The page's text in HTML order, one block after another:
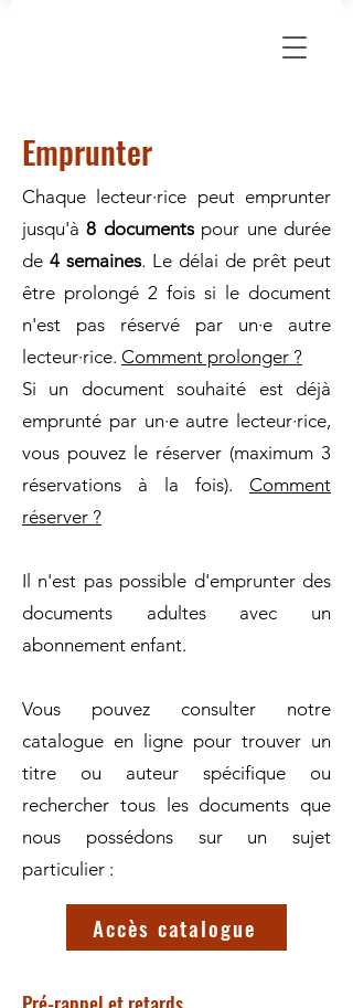
Emprunter
Chaque lecteur·rice peut emprunter
jusqu'à8 documentspour une durée
de 4 semaines. Le délai de prêt peut
être prolongé 2 fois si le document
n'est pas réservé par un·e autre
lecteur·rice. Comment prolonger ?
Si un document souhaité est déjà
emprunté par un·e autre lecteur·rice,
vous pouvez le réserver (maximum 3
réservations à la fois). Comment
réserver ?
Il n'est pas possible d'emprunter des
documents adultes avec un
abonnement enfant.
Vous pouvez consulter notre
catalogue en ligne pour trouver un
titre ou auteur spécifique ou
rechercher tous les documents que
nous possédons sur un sujet
particulier :
Accès catalogue